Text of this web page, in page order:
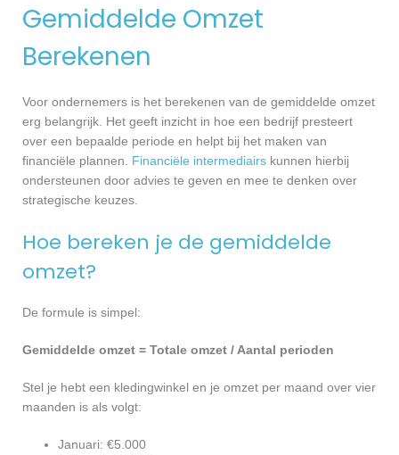
Gemiddelde Omzet
Berekenen
Voor ondernemers is het berekenen van de gemiddelde omzet
erg belangrijk. Het geeft inzicht in hoe een bedrijf presteert
over een bepaalde periode en helpt bij het maken van
financiële plannen. Financiële intermediairs kunnen hierbij
ondersteunen door advies te geven en mee te denken over
strategische keuzes.
Hoe bereken je de gemiddelde
omzet?
De formule is simpel:
Gemiddelde omzet = Totale omzet / Aantal perioden
Stel je hebt een kledingwinkel en je omzet per maand over vier
maanden is als volgt:
Januari: €5.000